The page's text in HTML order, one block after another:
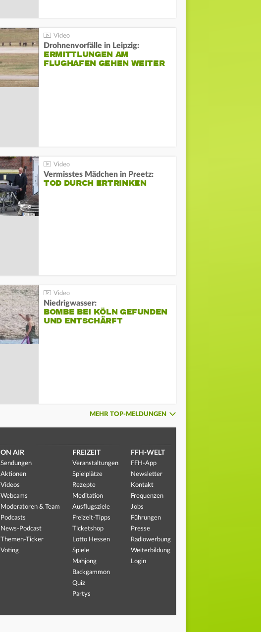
Drohnenvorfälle in Leipzig:
ERMITTLUNGEN AM
FLUGHAFEN GEHEN WEITER
Vermisstes Mädchen in Preetz:
TOD DURCH ERTRINKEN
Niedrigwasser:
BOMBE BEI KÖLN GEFUNDEN
UND ENTSCHÄRFT
MEHR TOP-MELDUNGEN
ON AIR
Sendungen
Aktionen
Videos
Webcams
Moderatoren & Team
Podcasts
News-Podcast
Themen-Ticker
Voting
FREIZEIT
Veranstaltungen
Spielplätze
Rezepte
Meditation
Ausflugsziele
Freizeit-Tipps
Ticketshop
Lotto Hessen
Spiele
Mahjong
Backgammon
Quiz
Partys
FFH-WELT
FFH-App
Newsletter
Kontakt
Frequenzen
Jobs
Führungen
Presse
Radiowerbung
Weiterbildung
Login